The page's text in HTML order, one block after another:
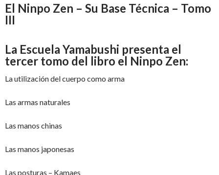
El Ninpo Zen – Su Base Técnica – Tomo
III
La Escuela Yamabushi presenta el
tercer tomo del libro el Ninpo Zen:
La utilización del cuerpo como arma
Las armas naturales
Las manos chinas
Las manos japonesas
Las posturas – Kamaes